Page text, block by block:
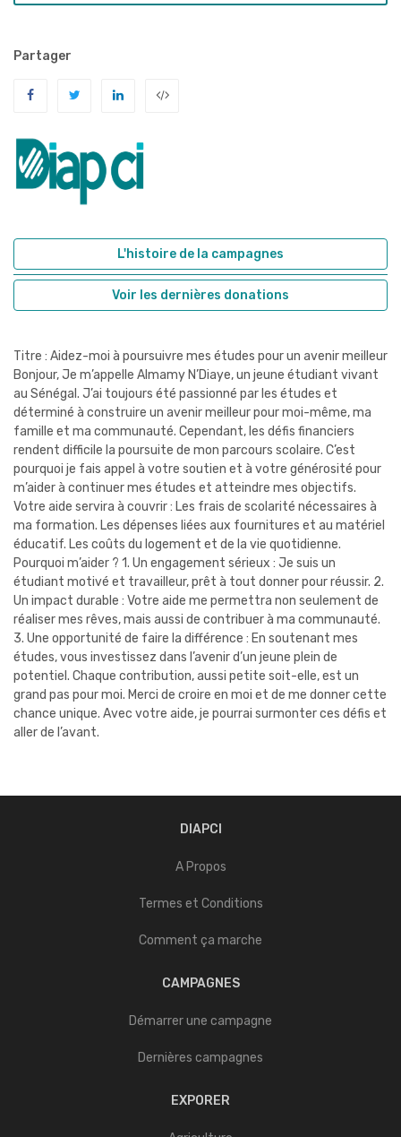
Partager
L'histoire de la campagnes
Voir les dernières donations
Titre : Aidez-moi à poursuivre mes études pour un avenir meilleur
Bonjour, Je m’appelle Almamy N’Diaye, un jeune étudiant vivant
au Sénégal. J’ai toujours été passionné par les études et
déterminé à construire un avenir meilleur pour moi-même, ma
famille et ma communauté. Cependant, les défis financiers
rendent difficile la poursuite de mon parcours scolaire. C’est
pourquoi je fais appel à votre soutien et à votre générosité pour
m’aider à continuer mes études et atteindre mes objectifs.
Votre aide servira à couvrir : Les frais de scolarité nécessaires à
ma formation. Les dépenses liées aux fournitures et au matériel
éducatif. Les coûts du logement et de la vie quotidienne.
Pourquoi m’aider ? 1. Un engagement sérieux : Je suis un
étudiant motivé et travailleur, prêt à tout donner pour réussir. 2.
Un impact durable : Votre aide me permettra non seulement de
réaliser mes rêves, mais aussi de contribuer à ma communauté.
3. Une opportunité de faire la différence : En soutenant mes
études, vous investissez dans l’avenir d’un jeune plein de
potentiel. Chaque contribution, aussi petite soit-elle, est un
grand pas pour moi. Merci de croire en moi et de me donner cette
chance unique. Avec votre aide, je pourrai surmonter ces défis et
aller de l’avant.
DIAPCI
A Propos
Termes et Conditions
Comment ça marche
CAMPAGNES
Démarrer une campagne
Dernières campagnes
EXPORER